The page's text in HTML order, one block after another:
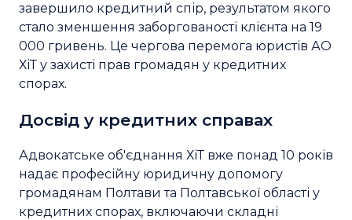
завершило кредитний спір, результатом якого
стало зменшення заборгованості клієнта на 19
000 гривень. Це чергова перемога юристів АО
ХіТ у захисті прав громадян у кредитних
спорах.
Досвід у кредитних справах
Адвокатське об'єднання ХіТ вже понад 10 років
надає професійну юридичну допомогу
громадянам Полтави та Полтавської області у
кредитних спорах, включаючи складні